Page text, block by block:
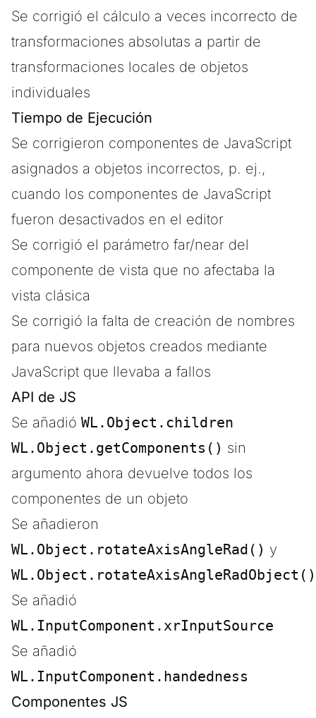
Se corrigió el cálculo a veces incorrecto de
transformaciones absolutas a partir de
transformaciones locales de objetos
individuales
Tiempo de Ejecución
Se corrigieron componentes de JavaScript
asignados a objetos incorrectos, p. ej.,
cuando los componentes de JavaScript
fueron desactivados en el editor
Se corrigió el parámetro far/near del
componente de vista que no afectaba la
vista clásica
Se corrigió la falta de creación de nombres
para nuevos objetos creados mediante
JavaScript que llevaba a fallos
API de JS
Se añadió WL.Object.children
WL.Object.getComponents() sin
argumento ahora devuelve todos los
componentes de un objeto
Se añadieron
WL.Object.rotateAxisAngleRad() y
WL.Object.rotateAxisAngleRadObject()
Se añadió
WL.InputComponent.xrInputSource
Se añadió
WL.InputComponent.handedness
Componentes JS